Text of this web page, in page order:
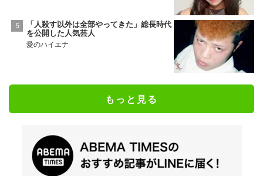
「人殺す以外は全部やってきた」総長時代
を公開した人気芸人
愛のハイエナ
もっと見る